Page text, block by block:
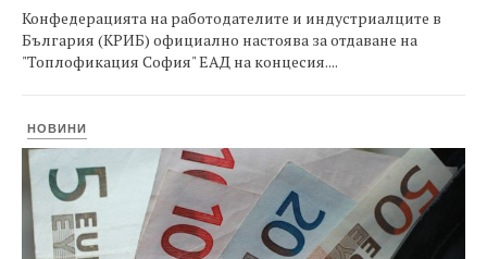
Конфедерацията на работодателите и индустриалците в
България (КРИБ) официално настоява за отдаване на
"Топлофикация София" ЕАД на концесия....
НОВИНИ